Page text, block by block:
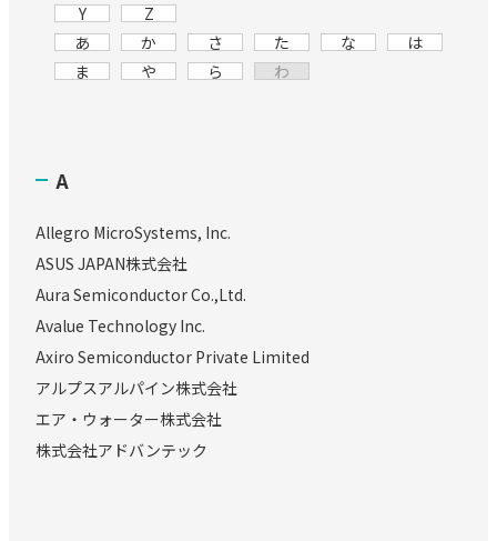
Y
Z
あ
か さ た な
は
ま
や ら わ
A
Allegro MicroSystems, Inc.
ASUS JAPAN株式会社
Aura Semiconductor Co.,Ltd.
Avalue Technology Inc.
Axiro Semiconductor Private Limited
アルプスアルパイン株式会社
エア・ウォーター株式会社
株式会社アドバンテック